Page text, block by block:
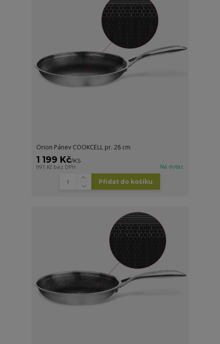
Orion Pánev COOKCELL pr. 28 cm
1 199 Kč/KS
991 Kč bez DPH Na dotaz
Přidat do košíku